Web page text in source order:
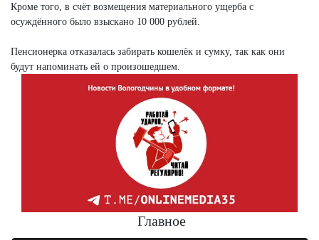
Кроме того, в счёт возмещения материального ущерба с
осуждённого было взыскано 10 000 рублей.
Пенсионерка отказалась забирать кошелёк и сумку, так как они
будут напоминать ей о произошедшем.
Главное